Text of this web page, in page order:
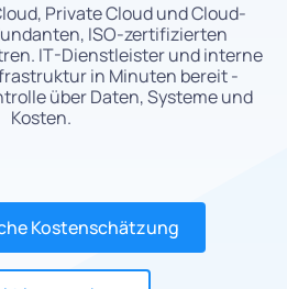
Private Cloud und Cloud-
ISO-zertifizierten
IT-Dienstleister und interne
in Minuten bereit -
über Daten, Systeme und
Kosten.
Kostenschätzung